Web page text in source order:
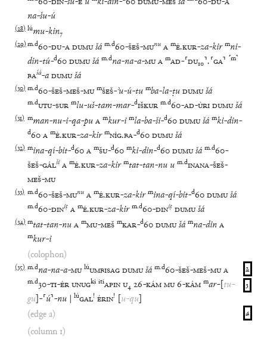
na-šu-ú
(28) lúmu-kin₇
(29) m.d60-DU-ADUMUšá m.d60-ŠEŠ-MUnu A mÉ.KUR-za-kir mni-
din-tú-d60DUMUšá m.dna-na-a-MUA mAD-⸢DU₁₀⸣.⸢GA⸣ ⸢m⸣
BAšá-aDUMUšá
(30) m.d60-ŠEŠ-MEŠ-MU mŠEŠ-ʾu-ú-tu mba-la-ṭuDUMUšá
m.dUTU-SUR mlu-uš-tam-mar-dIŠKUR m.d60-AD-ÙRIDUMUšá
(31) mman-nu-i-qa-puA mkur-i mla-ba-ši-d60DUMUšá mki-din-
d60A mÉ.KUR-za-kir mNÍG.BA-d60DUMUšá
(32) mina-qí-bit-d60A mŠU-d60 mki-din-d60DUMUšá m.d60-
ŠEŠ-GÁLši A mÉ.KUR-za-kir mtat-tan-nu u m.dINANA-ŠEŠ-
MEŠ-MU
(33) m.d60-ŠEŠ-MUnu A mÉ.KUR-za-kir mina-qí-bit-d60DUMUšá
m.d60-DINiṭ A mÉ.KUR-za-kir m.d60-DINiṭ DUMUšá
(34) mtat-tan-nuA mMU-MEŠ mKAR-d60DUMUšá mna-dinA
mkur-i
(colophon)
(35) m.dna-na-a-MU lúUMBISAGDUMUšá m.d60-ŠEŠ-MEŠ-MUA
m.d30-TI-ÉRUNUGki itiAPINU₄ 26-KÁMMU6-KÁM mar-[tu-
gu]-⸢ú⸣-nu | lúGAL! ÉRIN! [u-qu]
2
3
(edge a) 4
(column 1)